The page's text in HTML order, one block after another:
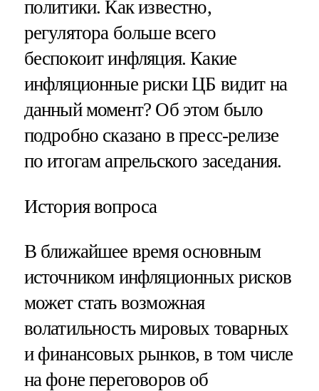
политики. Как известно,
регулятора больше всего
беспокоит инфляция. Какие
инфляционные риски ЦБ видит на
данный момент? Об этом было
подробно сказано в пресс-релизе
по итогам апрельского заседания.
История вопроса
В ближайшее время основным
источником инфляционных рисков
может стать возможная
волатильность мировых товарных
и финансовых рынков, в том числе
на фоне переговоров об